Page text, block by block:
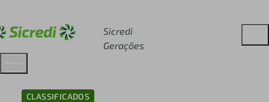
Sicredi
Gerações
CLASSIFICADOS